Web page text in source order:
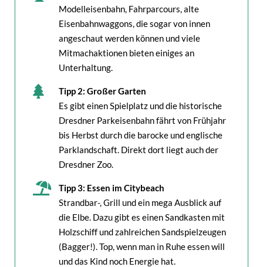
Modelleisenbahn, Fahrparcours, alte
Eisenbahnwaggons, die sogar von innen
angeschaut werden können und viele
Mitmachaktionen bieten einiges an
Unterhaltung.
Tipp 2: Großer Garten
Es gibt einen Spielplatz und die historische
Dresdner Parkeisenbahn fährt von Frühjahr
bis Herbst durch die barocke und englische
Parklandschaft. Direkt dort liegt auch der
Dresdner Zoo.
Tipp 3: Essen im Citybeach
Strandbar-, Grill und ein mega Ausblick auf
die Elbe. Dazu gibt es einen Sandkasten mit
Holzschiff und zahlreichen Sandspielzeugen
(Bagger!). Top, wenn man in Ruhe essen will
und das Kind noch Energie hat.